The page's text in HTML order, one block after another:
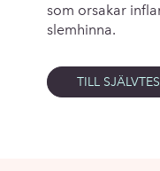
som orsakar
slemhinna.
TILL